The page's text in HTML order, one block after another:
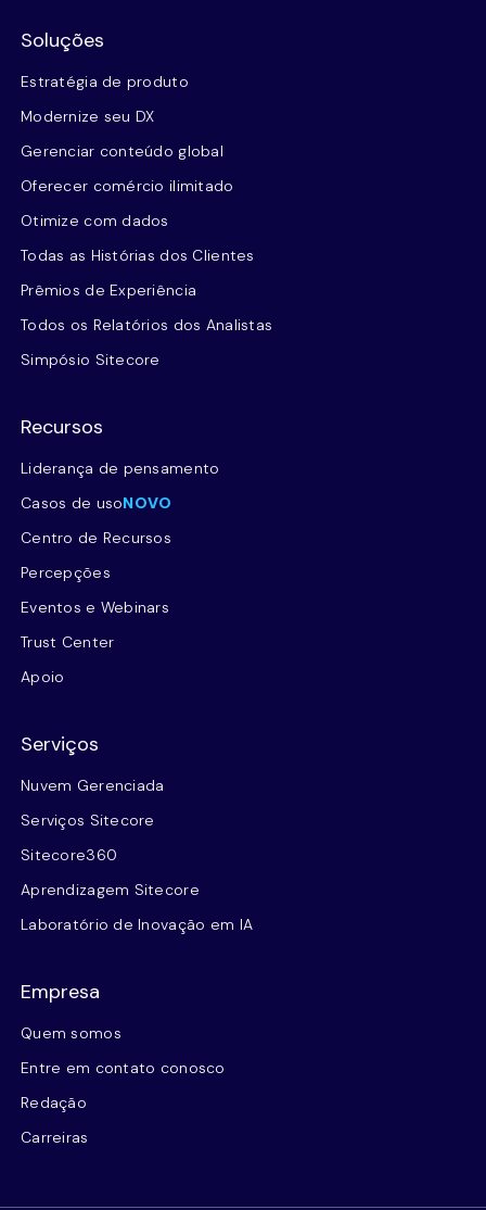
Soluções
Estratégia de produto
Modernize seu DX
Gerenciar conteúdo global
Oferecer comércio ilimitado
Otimize com dados
Todas as Histórias dos Clientes
Prêmios de Experiência
Todos os Relatórios dos Analistas
Simpósio Sitecore
Recursos
Liderança de pensamento
Casos de usoNOVO
Centro de Recursos
Percepções
Eventos e Webinars
Trust Center
Apoio
Serviços
Nuvem Gerenciada
Serviços Sitecore
Sitecore360
Aprendizagem Sitecore
Laboratório de Inovação em IA
Empresa
Quem somos
Entre em contato conosco
Redação
Carreiras